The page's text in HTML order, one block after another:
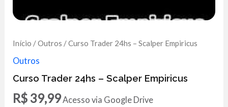
Início /Outros / Curso Trader 24hs – Scalper Empiricus
Outros
Curso Trader 24hs – Scalper Empiricus
R$ 39,99Acesso via Google Drive